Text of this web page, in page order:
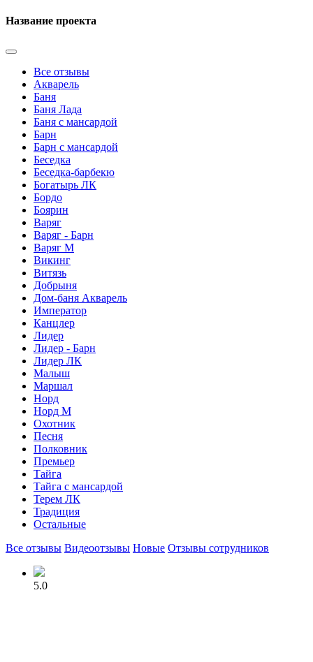
Название проекта
Все отзывы
Акварель
Баня
Баня Лада
Баня с мансардой
Барн
Барн с мансардой
Беседка
Беседка-барбекю
Богатырь ЛК
Бордо
Боярин
Варяг
Варяг - Барн
Варяг М
Викинг
Витязь
Добрыня
Дом-баня Акварель
Император
Канцлер
Лидер
Лидер - Барн
Лидер ЛК
Малыш
Маршал
Норд
Норд М
Охотник
Песня
Полковник
Премьер
Тайга
Тайга с мансардой
Терем ЛК
Традиция
Остальные
Все отзывы Видеоотзывы Новые Отзывы сотрудников
5.0